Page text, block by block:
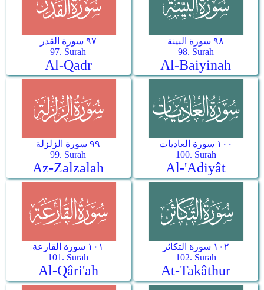
٩٧ سورة القدر
97. Surah
Al-Qadr
٩٨ سورة البينة
98. Surah
Al-Baiyinah
٩٩ سورة الزلزلة
99. Surah
Az-Zalzalah
١٠٠ سورة العاديات
100. Surah
Al-'Adiyât
١٠١ سورة القارعة
101. Surah
Al-Qâri'ah
١٠٢ سورة التكاثر
102. Surah
At-Takâthur